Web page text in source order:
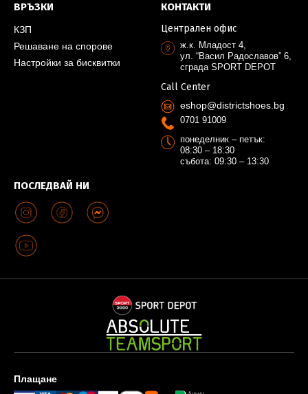
ВРЪЗКИ
КЗП
Решаване на спорове
Настройки за бисквитки
ПОСЛЕДВАЙ НИ
КОНТАКТИ
Централен офис
ж.к. Младост 4,
ул. “Васил Радославов” 6,
сграда SPORT DEPOT
Call Center
eshop@districtshoes.bg
0701 91009
понеделник – петък:
08:30 – 18:30
събота: 09:30 – 13:30
Плащане